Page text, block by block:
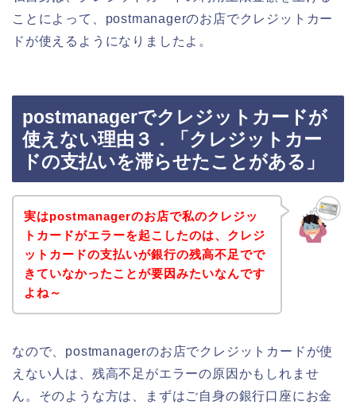
ことによって、postmanagerのお店でクレジットカー
ドが使えるようになりましたよ。
postmanagerでクレジットカードが
使えない理由３．「クレジットカー
ドの支払いを滞らせたことがある」
実はpostmanagerのお店で私のクレジッ
トカードがエラーを起こしたのは、クレジ
ットカードの支払いが銀行の残高不足でで
きていなかったことが要因みたいなんです
よね～
なので、postmanagerのお店でクレジットカードが使
えない人は、残高不足がエラーの原因かもしれませ
ん。そのような方は、まずはご自身の銀行口座にお金